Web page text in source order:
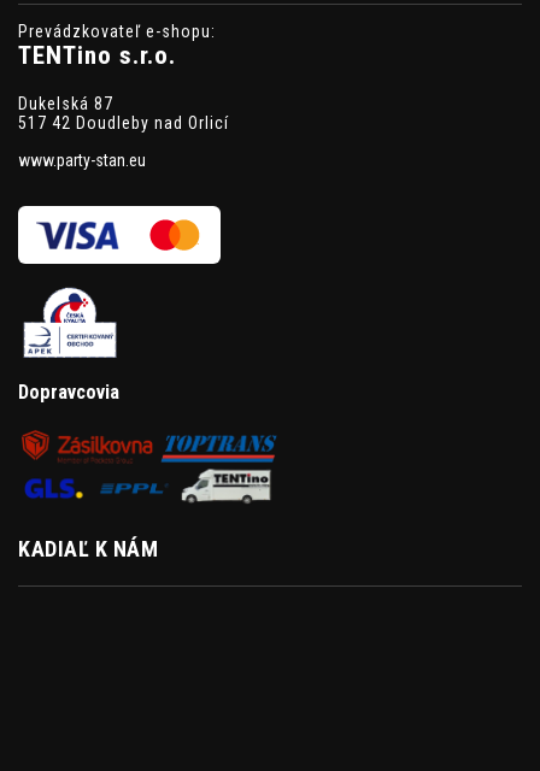
Prevádzkovateľ e-shopu:
TENTino s.r.o.
Dukelská 87
517 42 Doudleby nad Orlicí
www.party-stan.eu
Dopravcovia
KADIAĽ K NÁM